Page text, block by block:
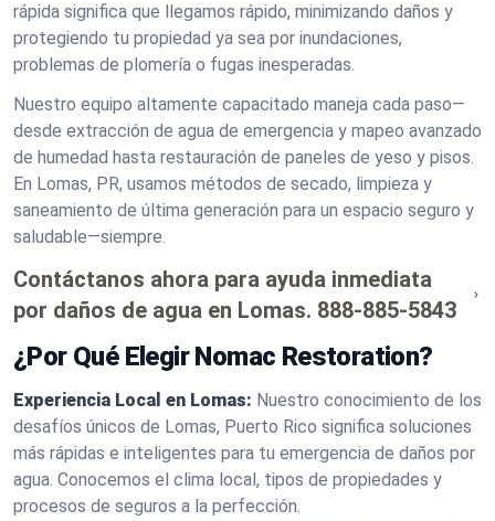
rápida significa que llegamos rápido, minimizando daños y
protegiendo tu propiedad ya sea por inundaciones,
problemas de plomería o fugas inesperadas.
Nuestro equipo altamente capacitado maneja cada paso—
desde extracción de agua de emergencia y mapeo avanzado
de humedad hasta restauración de paneles de yeso y pisos.
En Lomas, PR, usamos métodos de secado, limpieza y
saneamiento de última generación para un espacio seguro y
saludable—siempre.
Contáctanos ahora para ayuda inmediata
por daños de agua en Lomas. 888-885-5843
¿Por Qué Elegir Nomac Restoration?
Experiencia Local en Lomas: Nuestro conocimiento de los
desafíos únicos de Lomas, Puerto Rico significa soluciones
más rápidas e inteligentes para tu emergencia de daños por
agua. Conocemos el clima local, tipos de propiedades y
procesos de seguros a la perfección.